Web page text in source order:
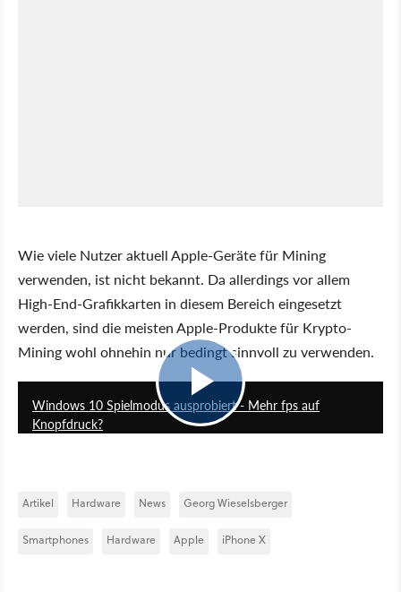
Wie viele Nutzer aktuell Apple-Geräte für Mining
verwenden, ist nicht bekannt. Da allerdings vor allem
High-End-Grafikkarten in diesem Bereich eingesetzt
werden, sind die meisten Apple-Produkte für Krypto-
Mining wohl ohnehin nur bedingt sinnvoll zu verwenden.
Windows 10 Spielmodus ausprobiert - Mehr fps auf
Knopfdruck?
Artikel Hardware News Georg Wieselsberger
Smartphones Hardware Apple iPhone X